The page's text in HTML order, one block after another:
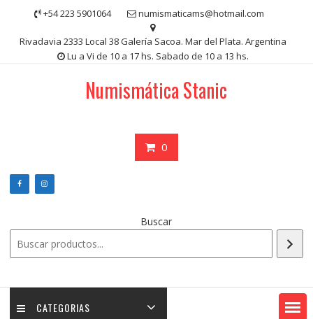
contenido
+54 223 5901064 numismaticams@hotmail.com
Rivadavia 2333 Local 38 Galería Sacoa. Mar del Plata. Argentina
Lu a Vi de 10 a 17 hs. Sabado de 10 a 13 hs.
Numismática Stanic
0
Buscar
CATEGORIAS